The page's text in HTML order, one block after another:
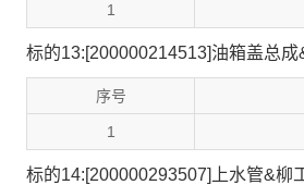
1
标的13:[200000214513]油箱盖总
序号
1
标的14:[200000293507]上水管&柳